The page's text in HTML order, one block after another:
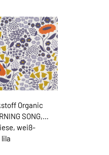
Organic
SONG,
weiß-